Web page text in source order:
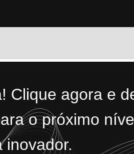
Clique agora e
o próximo
inovador.